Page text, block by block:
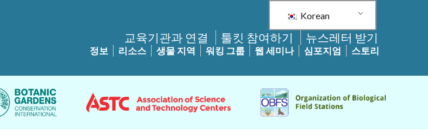
Korean
교육기관과 연결 툴킷 참여하기 뉴스레터 받기
정보 리소스 생물 지역 워킹 그룹 웹 세미나 심포지엄 스토리